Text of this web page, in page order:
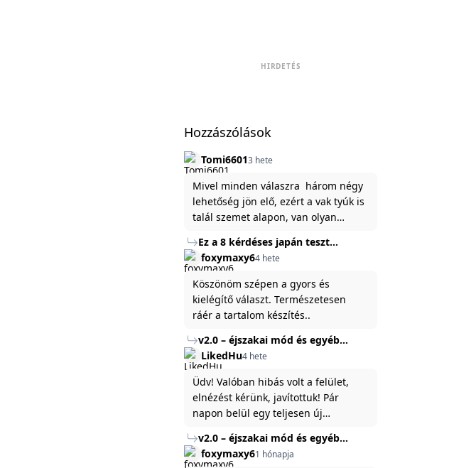
HIRDETÉS
Hozzászólások
Tomi66013 hete
Mivel minden válaszra három négy
lehetőség jön elő, ezért a vak tyúk is
talál szemet alapon, van olyan
Ez a 8 kérdéses japán teszt
hibátlanul feltárja az igazságot
rólad
foxymaxy64 hete
Köszönöm szépen a gyors és
kielégítő választ. Természetesen
ráér a tartalom készítés..
v2.0 – éjszakai mód és egyéb
fejlesztések
LikedHu4 hete
Üdv! Valóban hibás volt a felület,
elnézést kérünk, javítottuk! Pár
napon belül egy teljesen új
weboldal legújabb, 3.0-ás verzióját,
és vélhetően ez zavart be kicsit.Egy
v2.0 – éjszakai mód és egyéb
fejlesztések
foxymaxy61 hónapja